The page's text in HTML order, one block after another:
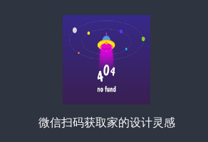
微信扫码获取家的设计灵感